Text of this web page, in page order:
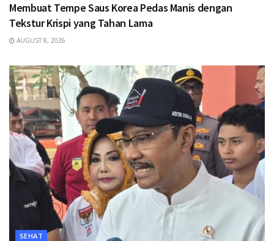
Membuat Tempe Saus Korea Pedas Manis dengan
Tekstur Krispi yang Tahan Lama
AUGUST 8, 2026
SEHAT